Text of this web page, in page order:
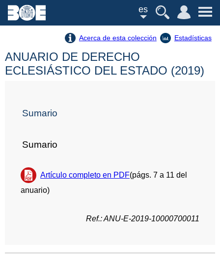
es
Acerca de esta colección Estadísticas
ANUARIO DE DERECHO
ECLESIÁSTICO DEL ESTADO (2019)
Sumario
Sumario
Artículo completo en PDF(págs. 7 a 11 del
anuario)
Ref.: ANU-E-2019-10000700011